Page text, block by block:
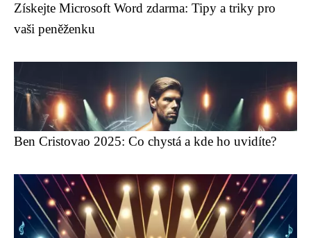
Získejte Microsoft Word zdarma: Tipy a triky pro
vaši peněženku
Ben Cristovao 2025: Co chystá a kde ho uvidíte?